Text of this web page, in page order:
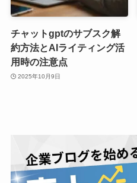
チャットgptのサブスク解
約方法とAIライティング活
用時の注意点
2025年10月9日